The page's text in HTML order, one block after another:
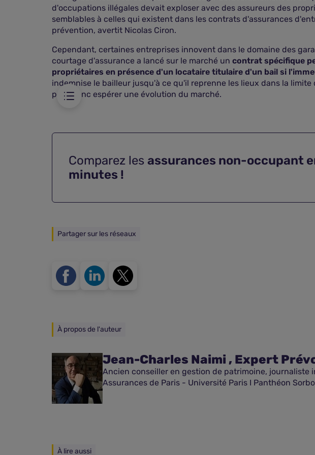
d'occupations illégales devait exploser avec des assureurs des
semblables à celles qui existent dans les contrats d'assurances
prévention, avertit Nicolas Ciron.
Cependant, certaines entreprises innovent dans le domaine des
courtage d'assurance a lancé sur le marché un contrat spécifique
propriétaires en présence d'un locataire titulaire d'un bail si
indemnise le bailleur jusqu'à ce qu'il reprenne les lieux dans la
peut donc espérer une évolution du marché.
Comparez les assurances non-occupant
minutes !
Partager sur les réseaux
À propos de l'auteur
Jean-Charles Naimi , Expert
Ancien conseiller en gestion de patrimoine,
Assurances de Paris - Université Paris I Panthéon
À lire aussi